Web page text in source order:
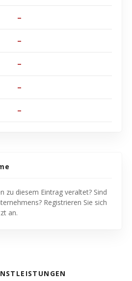
–
–
–
–
–
zu diesem Eintrag veraltet? Sind
Registrieren Sie sich
an.